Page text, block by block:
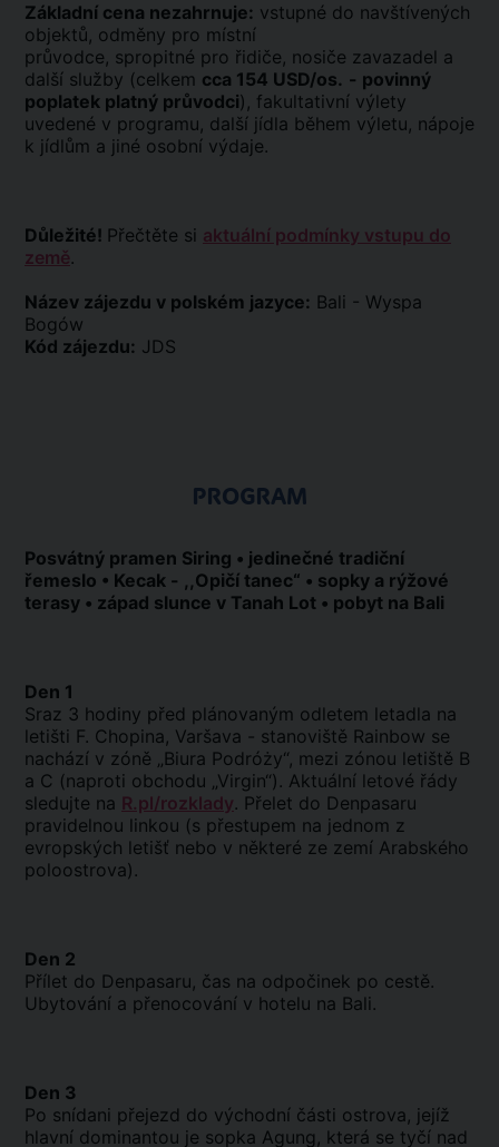
Základní cena nezahrnuje: vstupné do navštívených
objektů, odměny pro místní
průvodce, spropitné pro řidiče, nosiče zavazadel a
další služby (celkem cca 154 USD/os. - povinný
poplatek platný průvodci), fakultativní výlety
uvedené v programu, další jídla během výletu, nápoje
k jídlům a jiné osobní výdaje.
Důležité! Přečtěte si aktuální podmínky vstupu do
země.
Název zájezdu v polském jazyce: Bali - Wyspa
Bogów
Kód zájezdu: JDS
PROGRAM
Posvátný pramen Siring • jedinečné tradiční
řemeslo • Kecak - ,,Opičí tanec“ • sopky a rýžové
terasy • západ slunce v Tanah Lot • pobyt na Bali
Den 1
Sraz 3 hodiny před plánovaným odletem letadla na
letišti F. Chopina, Varšava - stanoviště Rainbow se
nachází v zóně „Biura Podróży“, mezi zónou letiště B
a C (naproti obchodu „Virgin“). Aktuální letové řády
sledujte na R.pl/rozklady. Přelet do Denpasaru
pravidelnou linkou (s přestupem na jednom z
evropských letišť nebo v některé ze zemí Arabského
poloostrova).
Den 2
Přílet do Denpasaru, čas na odpočinek po cestě.
Ubytování a přenocování v hotelu na Bali.
Den 3
Po snídani přejezd do východní části ostrova, jejíž
hlavní dominantou je sopka Agung, která se tyčí nad